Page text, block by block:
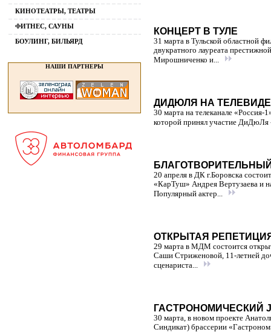
КИНОТЕАТРЫ, ТЕАТРЫ
ФИТНЕС, САУНЫ
БОУЛИНГ, БИЛЬЯРД
НАШИ ПАРТНЕРЫ
КОНЦЕРТ В ТУЛЕ
31 марта в Тульской областной
двукратного лауреата
Мирошниченко и...
ДИДЮЛЯ НА
30 марта на телеканале
которой принял участие ДиДюЛя
20 апреля в ДК г.Боровска
«КарТуш» Андрея Вертузаева и
Популярный актер...
ОТКРЫТАЯ
29 марта в МДМ состоится
Саши Стриженовой, 11-летней
сценариста...
ГАСТРОНОМИЧЕСКИЙ
30 марта, в новом проекте
Синдикат) брассерии